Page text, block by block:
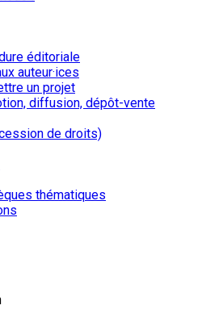
éditoriale
auteur·ices
un projet
diffusion, dépôt-vente
de droits)
thématiques